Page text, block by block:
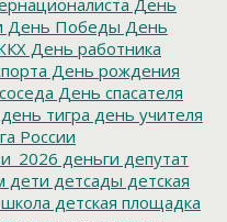
День Победы День
День работника
День рождения
День спасателя
день тигра день учителя
России
деньги депутат
дети детсады детская
детская площадка